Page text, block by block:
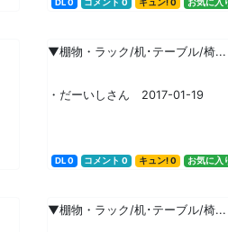
DL 0 コメント 0 キュン! 0 お気に入
▼棚物・ラック/机･テーブル/椅...
・だーいしさん 2017-01-19
DL 0 コメント 0 キュン! 0 お気に入
▼棚物・ラック/机･テーブル/椅...